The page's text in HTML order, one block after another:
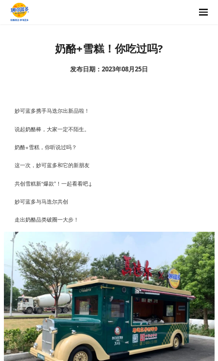
奶酪+雪糕！你吃过吗?
发布日期：2023年08月25日
妙可蓝多携手马迭尔出新品啦！
说起奶酪棒，大家一定不陌生。
奶酪+雪糕，你听说过吗？
这一次，妙可蓝多和它的新朋友
共创雪糕新“爆款”！一起看看吧↓
妙可蓝多与马迭尔共创
走出奶酪品类破圈一大步！